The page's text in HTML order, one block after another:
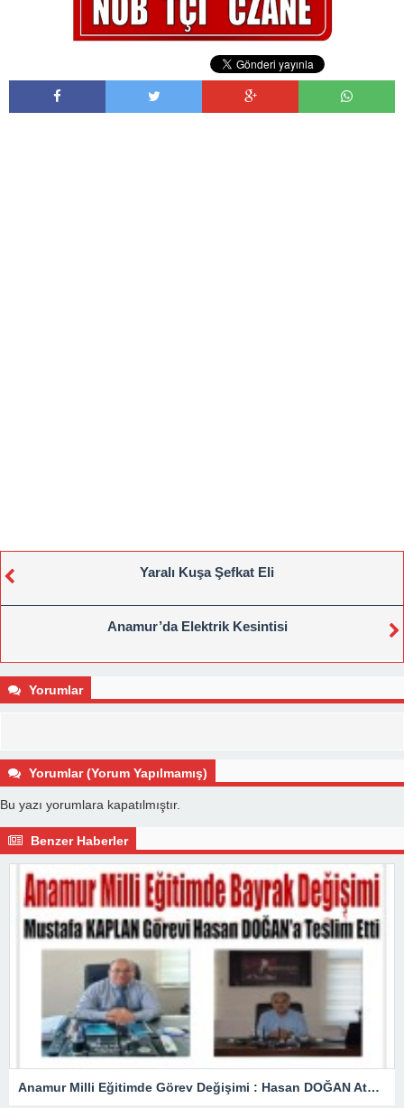
Yaralı Kuşa Şefkat Eli
Anamur’da Elektrik Kesintisi
Yorumlar
Yorumlar (Yorum Yapılmamış)
Bu yazı yorumlara kapatılmıştır.
Benzer Haberler
Anamur Milli Eğitimde Görev Değişimi : Hasan DOĞAN Atandı